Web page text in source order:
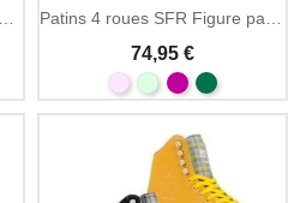
74,95 €